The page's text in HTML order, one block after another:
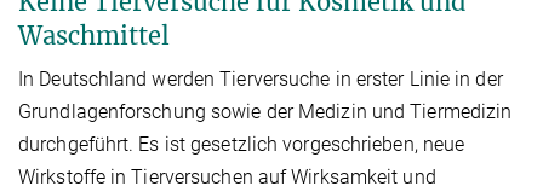
Waschmittel
In Deutschland werden Tierversuche in erster Linie in der
Grundlagenforschung sowie der Medizin und Tiermedizin
durchgeführt. Es ist gesetzlich vorgeschrieben, neue
Wirkstoffe in Tierversuchen auf Wirksamkeit und